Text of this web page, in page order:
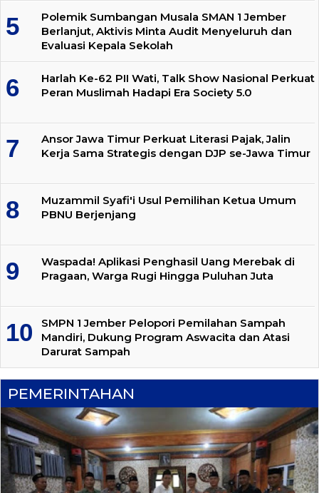
Polemik Sumbangan Musala SMAN 1 Jember
Berlanjut, Aktivis Minta Audit Menyeluruh dan
Evaluasi Kepala Sekolah
Harlah Ke-62 PII Wati, Talk Show Nasional Perkuat
Peran Muslimah Hadapi Era Society 5.0
Ansor Jawa Timur Perkuat Literasi Pajak, Jalin
Kerja Sama Strategis dengan DJP se-Jawa Timur
Muzammil Syafi'i Usul Pemilihan Ketua Umum
PBNU Berjenjang
Waspada! Aplikasi Penghasil Uang Merebak di
Pragaan, Warga Rugi Hingga Puluhan Juta
SMPN 1 Jember Pelopori Pemilahan Sampah
Mandiri, Dukung Program Aswacita dan Atasi
Darurat Sampah
PEMERINTAHAN